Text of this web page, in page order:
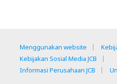
Menggunakan website
Kebijakan Sosial Media JCB
Informasi Perusahaan JCB